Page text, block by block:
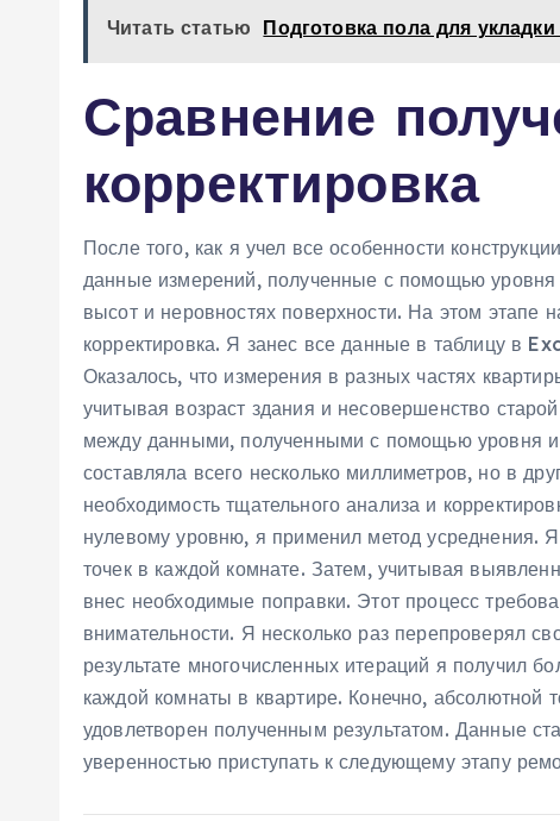
Читать статью Подготовка пола для
Сравнение
корректировка
После того, как я учел все особенности
данные измерений, полученные с помощью
высот и неровностях поверхности. На этом этапе
корректировка. Я занес все данные в таблицу в
Оказалось, что измерения в разных частях
учитывая возраст здания и несовершенство
между данными, полученными с помощью уровня
составляла всего несколько миллиметров, но в
необходимость тщательного анализа и
нулевому уровню, я применил метод усреднения.
точек в каждой комнате. Затем, учитывая
внес необходимые поправки. Этот процесс
внимательности. Я несколько раз перепроверял
результате многочисленных итераций я получил
каждой комнаты в квартире. Конечно, абсолютной
удовлетворен полученным результатом. Данные
уверенностью приступать к следующему этапу